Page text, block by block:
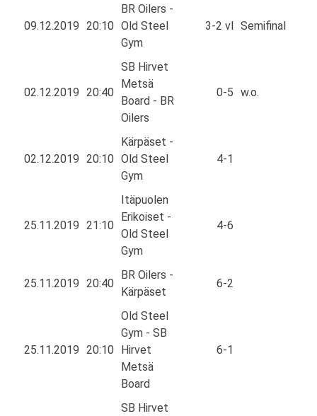
09.12.2019 20:10
BR Oilers -
Old Steel
Gym
3-2 vl Semifinal
02.12.2019 20:40
SB Hirvet
Metsä
Board - BR
Oilers
0-5 w.o.
02.12.2019 20:10
Kärpäset -
Old Steel
Gym
4-1
25.11.2019 21:10
Itäpuolen
Erikoiset -
Old Steel
Gym
4-6
25.11.2019 20:40
BR Oilers -
Kärpäset
6-2
25.11.2019 20:10
Old Steel
Gym - SB
Hirvet
Metsä
Board
6-1
SB Hirvet